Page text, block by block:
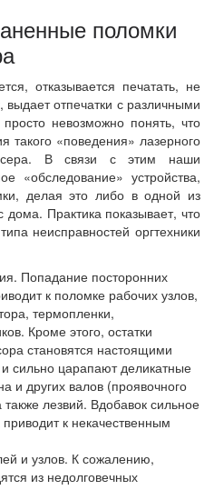
поломки
отказывается печатать, не
отпечатки с различными
невозможно понять, что
такого «поведения» лазерного
В связи с этим наши
«обследование» устройства,
делая это либо в одной из
Практика показывает, что
неисправностей оргтехники
Попадание посторонних
к поломке рабочих узлов,
термопленки,
Кроме этого, остатки
становятся настоящими
сильно царапают деликатные
и других валов (проявочного
лезвий. Вдобавок сильное
к некачественным
и узлов. К сожалению,
из недолговечных